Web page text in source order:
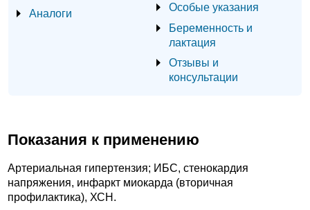
Аналоги
Особые указания
Беременность и
лактация
Отзывы и
консультации
Показания к применению
Артериальная гипертензия; ИБС, стенокардия
напряжения, инфаркт миокарда (вторичная
профилактика), ХСН.